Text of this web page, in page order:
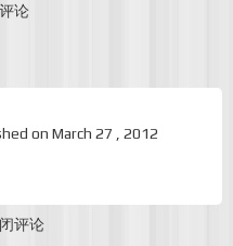
论
on March 27 , 2012
评论